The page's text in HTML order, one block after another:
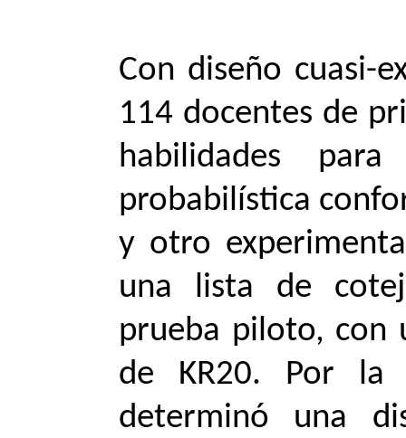
Con diseño cuasi-
114 docentes de
habilidades
probabilística
y otro
una lista de
prueba piloto, con
de KR20. Por la
determinó una